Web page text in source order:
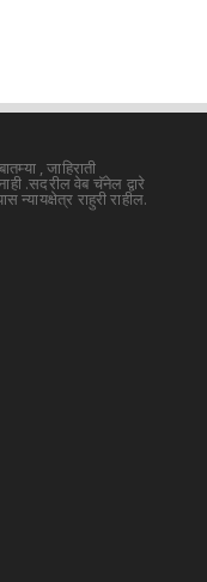
, जाहिराती
.सदरील वेब चॅनेल द्वारे
न्यायक्षेत्र राहुरी राहील.